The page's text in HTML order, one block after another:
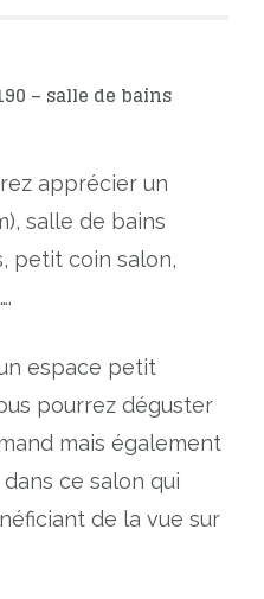
– salle de bains
apprécier un
salle de bains
petit coin salon,
espace petit
pourrez déguster
mais également
ce salon qui
de la vue sur